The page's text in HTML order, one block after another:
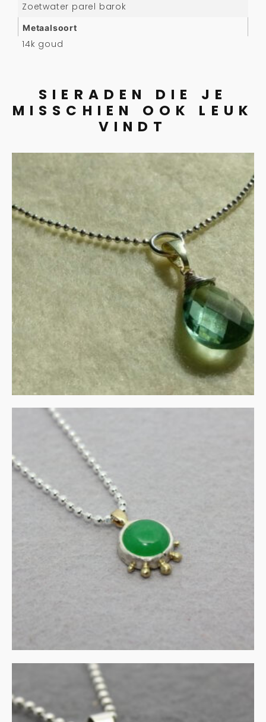
Zoetwater parel barok
Metaalsoort
14k goud
SIERADEN DIE JE
MISSCHIEN OOK LEUK
VINDT
Groene amethist in zilver
en goud
€ 115.00
IN WINKELMAND
Collier met aventurijn in
zilver en goud
€135.00
IN WINKELMAND